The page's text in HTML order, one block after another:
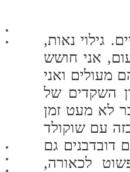
גילוי נאות,
אני חושש
מעולים ואני
השקדים של
לא מעט זמן
עם שוקולד
דובדבנים גם
לכאורה,